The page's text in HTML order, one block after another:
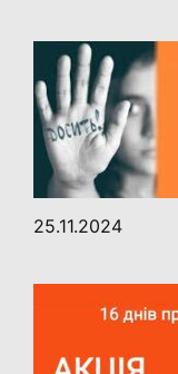
25.11.2024